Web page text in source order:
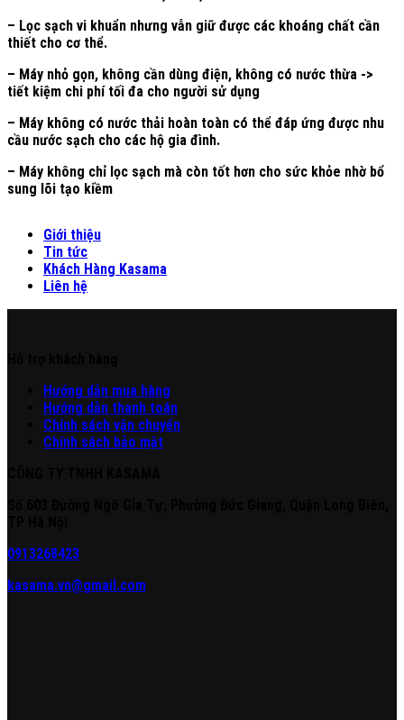
– Lọc sạch vi khuẩn nhưng vẫn giữ được các khoáng chất cần
thiết cho cơ thể.
– Máy nhỏ gọn, không cần dùng điện, không có nước thừa ->
tiết kiệm chi phí tối đa cho người sử dụng
– Máy không có nước thải hoàn toàn có thể đáp ứng được nhu
cầu nước sạch cho các hộ gia đình.
– Máy không chỉ lọc sạch mà còn tốt hơn cho sức khỏe nhờ bổ
sung lõi tạo kiềm
Giới thiệu
Tin tức
Khách Hàng Kasama
Liên hệ
Hướng dẫn mua hàng
Hướng dẫn thanh toán
Chính sách vận chuyển
Chính sách bảo mật
0913268423
kasama.vn@gmail.com